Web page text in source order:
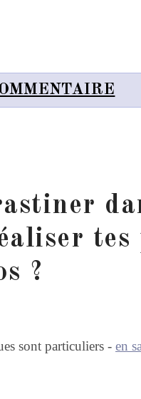
tes
?
sont particuliers - en